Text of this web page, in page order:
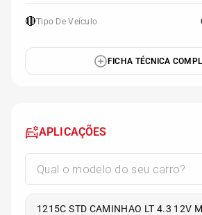
🔴Tipo De Veículo
FICHA TÉCNICA
APLICAÇÕES
1215C STD CAMINHAO LT 4.3 12V